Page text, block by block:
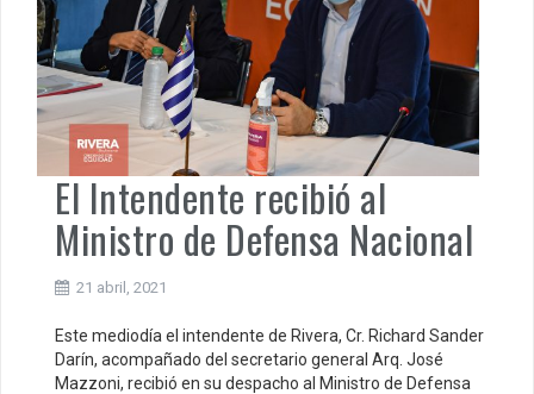
El Intendente recibió al
Ministro de Defensa Nacional
21 abril, 2021
Este mediodía el intendente de Rivera, Cr. Richard Sander
Darín, acompañado del secretario general Arq. José
Mazzoni, recibió en su despacho al Ministro de Defensa